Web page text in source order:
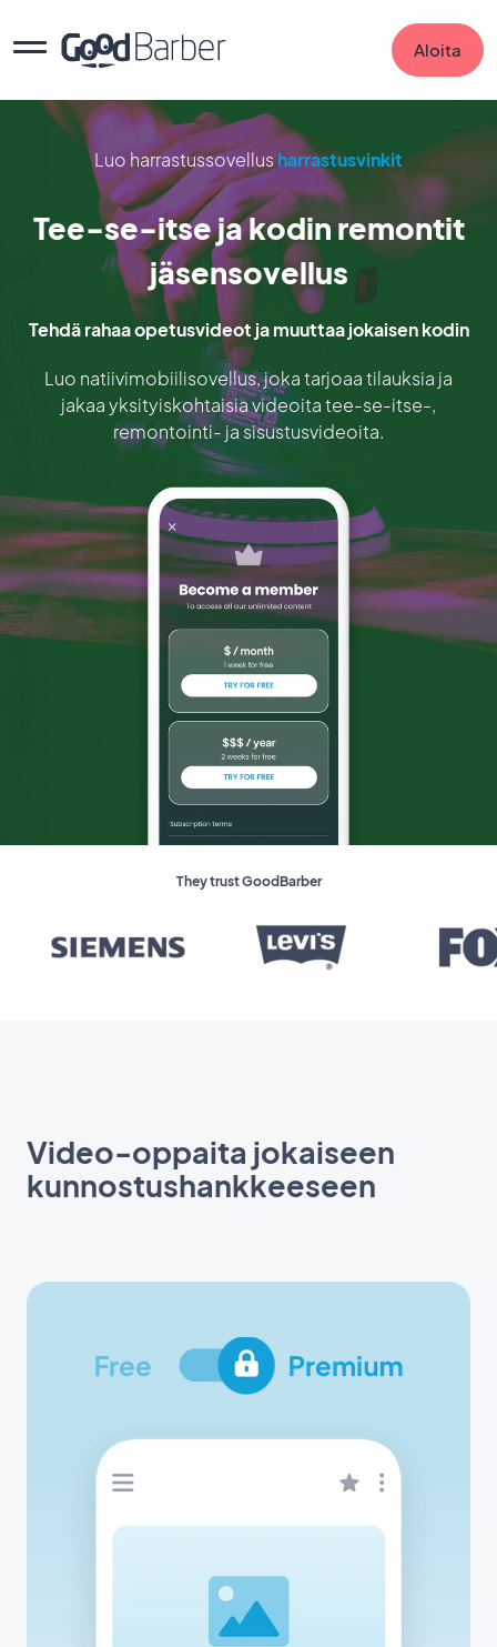
Aloita
Luo harrastussovellusharrastusvinkit
Tee-se-itse ja kodin remontit
jäsensovellus
Tehdä rahaa opetusvideot ja muuttaa jokaisen kodin
Luo natiivimobiilisovellus, joka tarjoaa tilauksia ja
jakaa yksityiskohtaisia videoita tee-se-itse-,
remontointi- ja sisustusvideoita.
They trust GoodBarber
Video-oppaita jokaiseen
kunnostushankkeeseen